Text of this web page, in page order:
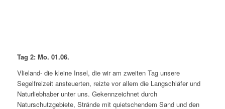
Tag 2: Mo. 01.06.
Vlieland- die kleine Insel, die wir am zweiten Tag unsere
Segelfreizeit ansteuerten, reizte vor allem die Langschläfer und
Naturliebhaber unter uns. Gekennzeichnet durch
Naturschutzgebiete, Strände mit quietschendem Sand und den